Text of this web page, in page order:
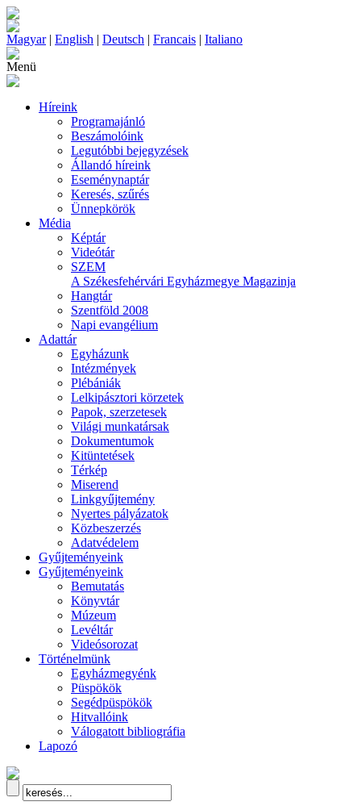
Magyar| English | Deutsch | Francais | Italiano
Menü
Híreink
Programajánló
Beszámolóink
Legutóbbi bejegyzések
Állandó híreink
Eseménynaptár
Keresés, szűrés
Ünnepkörök
Média
Képtár
Videótár
SZEM
A Székesfehérvári Egyházmegye Magazinja
Hangtár
Szentföld 2008
Napi evangélium
Adattár
Egyházunk
Intézmények
Plébániák
Lelkipásztori körzetek
Papok, szerzetesek
Világi munkatársak
Dokumentumok
Kitüntetések
Térkép
Miserend
Linkgyűjtemény
Nyertes pályázatok
Közbeszerzés
Adatvédelem
Gyűjteményeink
Gyűjteményeink
Bemutatás
Könyvtár
Múzeum
Levéltár
Videósorozat
Történelmünk
Egyházmegyénk
Püspökök
Segédpüspökök
Hitvallóink
Válogatott bibliográfia
Lapozó